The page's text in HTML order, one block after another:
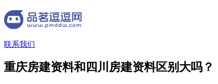
联系我们
重庆房建资料和四川房建资料区别大吗？